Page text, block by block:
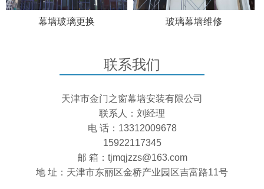
幕墙玻璃更换 玻璃幕墙维修
联系我们
天津市金门之窗幕墙安装有限公司
联系人：刘经理
电 话：13312009678
15922117345
邮 箱：tjmqjzzs@163.com
地 址：天津市东丽区金桥产业园区吉富路11号